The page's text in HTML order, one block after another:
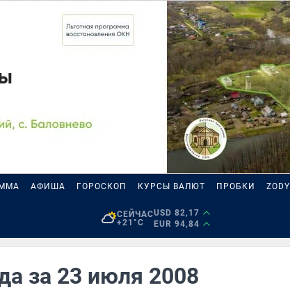
АФИША ГОРОСКОП КУРСЫ ВАЛЮТ ПРОБКИ ZODY
СЕЙЧАС
+21°C
USD 82,17
EUR 94,84
за 23 июля 2008